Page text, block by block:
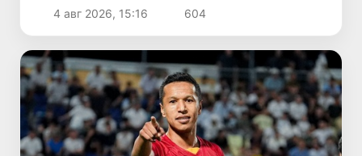
4 авг 2026, 15:16 604